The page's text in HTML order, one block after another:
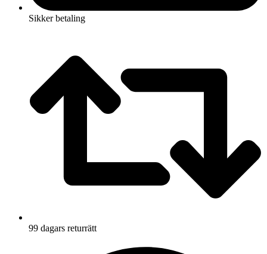
Sikker betaling
99 dagars returrätt